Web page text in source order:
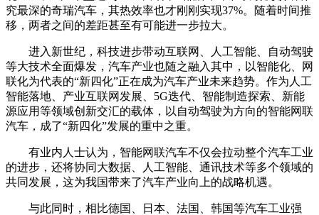
究最深的奇瑞汽车，其热效率也才刚刚实现37%。随着时间推
移，两者之间的差距甚至有可能进一步拉大。
进入新世纪，科技进步带动互联网、人工智能、自动驾驶
等大技术全面爆发，汽车产业也随之融入其中，以智能化、网
联化为代表的“新四化”正在成为汽车产业未来趋势。作为人工
智能落地、产业互联网发展、5G迭代、智能制造探索、新能
源应用等领域创新交汇的载体，以自动驾驶为方向的智能网联
汽车，成了“新四化”发展的重中之重。
有业内人士认为，智能网联汽车不仅会拉动整个汽车工业
的进步，还将协同大数据、人工智能、通讯技术等多个领域的
共同发展，这为我国带来了汽车产业向上的战略机遇。
与此同时，相比德国、日本、法国、韩国等汽车工业强